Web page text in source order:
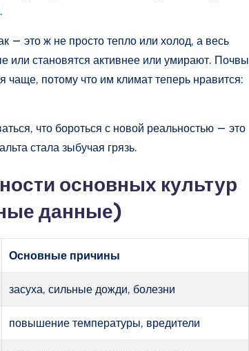
— это ж не просто тепло или холод, а весь
или становятся активнее или умирают. Почвы
потому что им климат теперь нравится:
что бороться с новой реальностью — это
стала зыбучая грязь.
основных культур
данные)
Основные причины
засуха, сильные дожди, болезни
повышение температуры, вредители